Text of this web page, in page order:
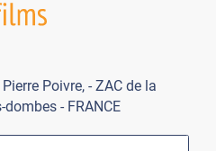
Poivre, - ZAC de la
- FRANCE